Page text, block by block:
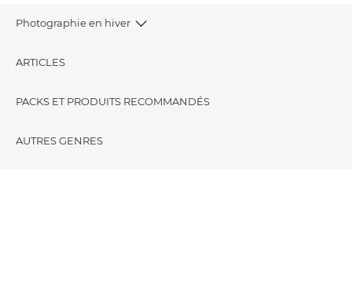
Photographie en hiver
ARTICLES
PACKS ET PRODUITS RECOMMANDÉS
AUTRES GENRES